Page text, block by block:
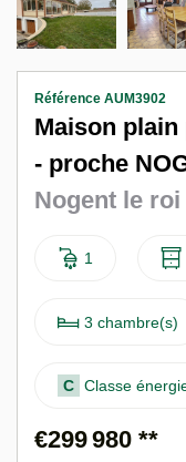
Référence AUM3902
Maison
- proche
Nogent le roi
1
3 chambre(s)
C Classe
€299 980 **